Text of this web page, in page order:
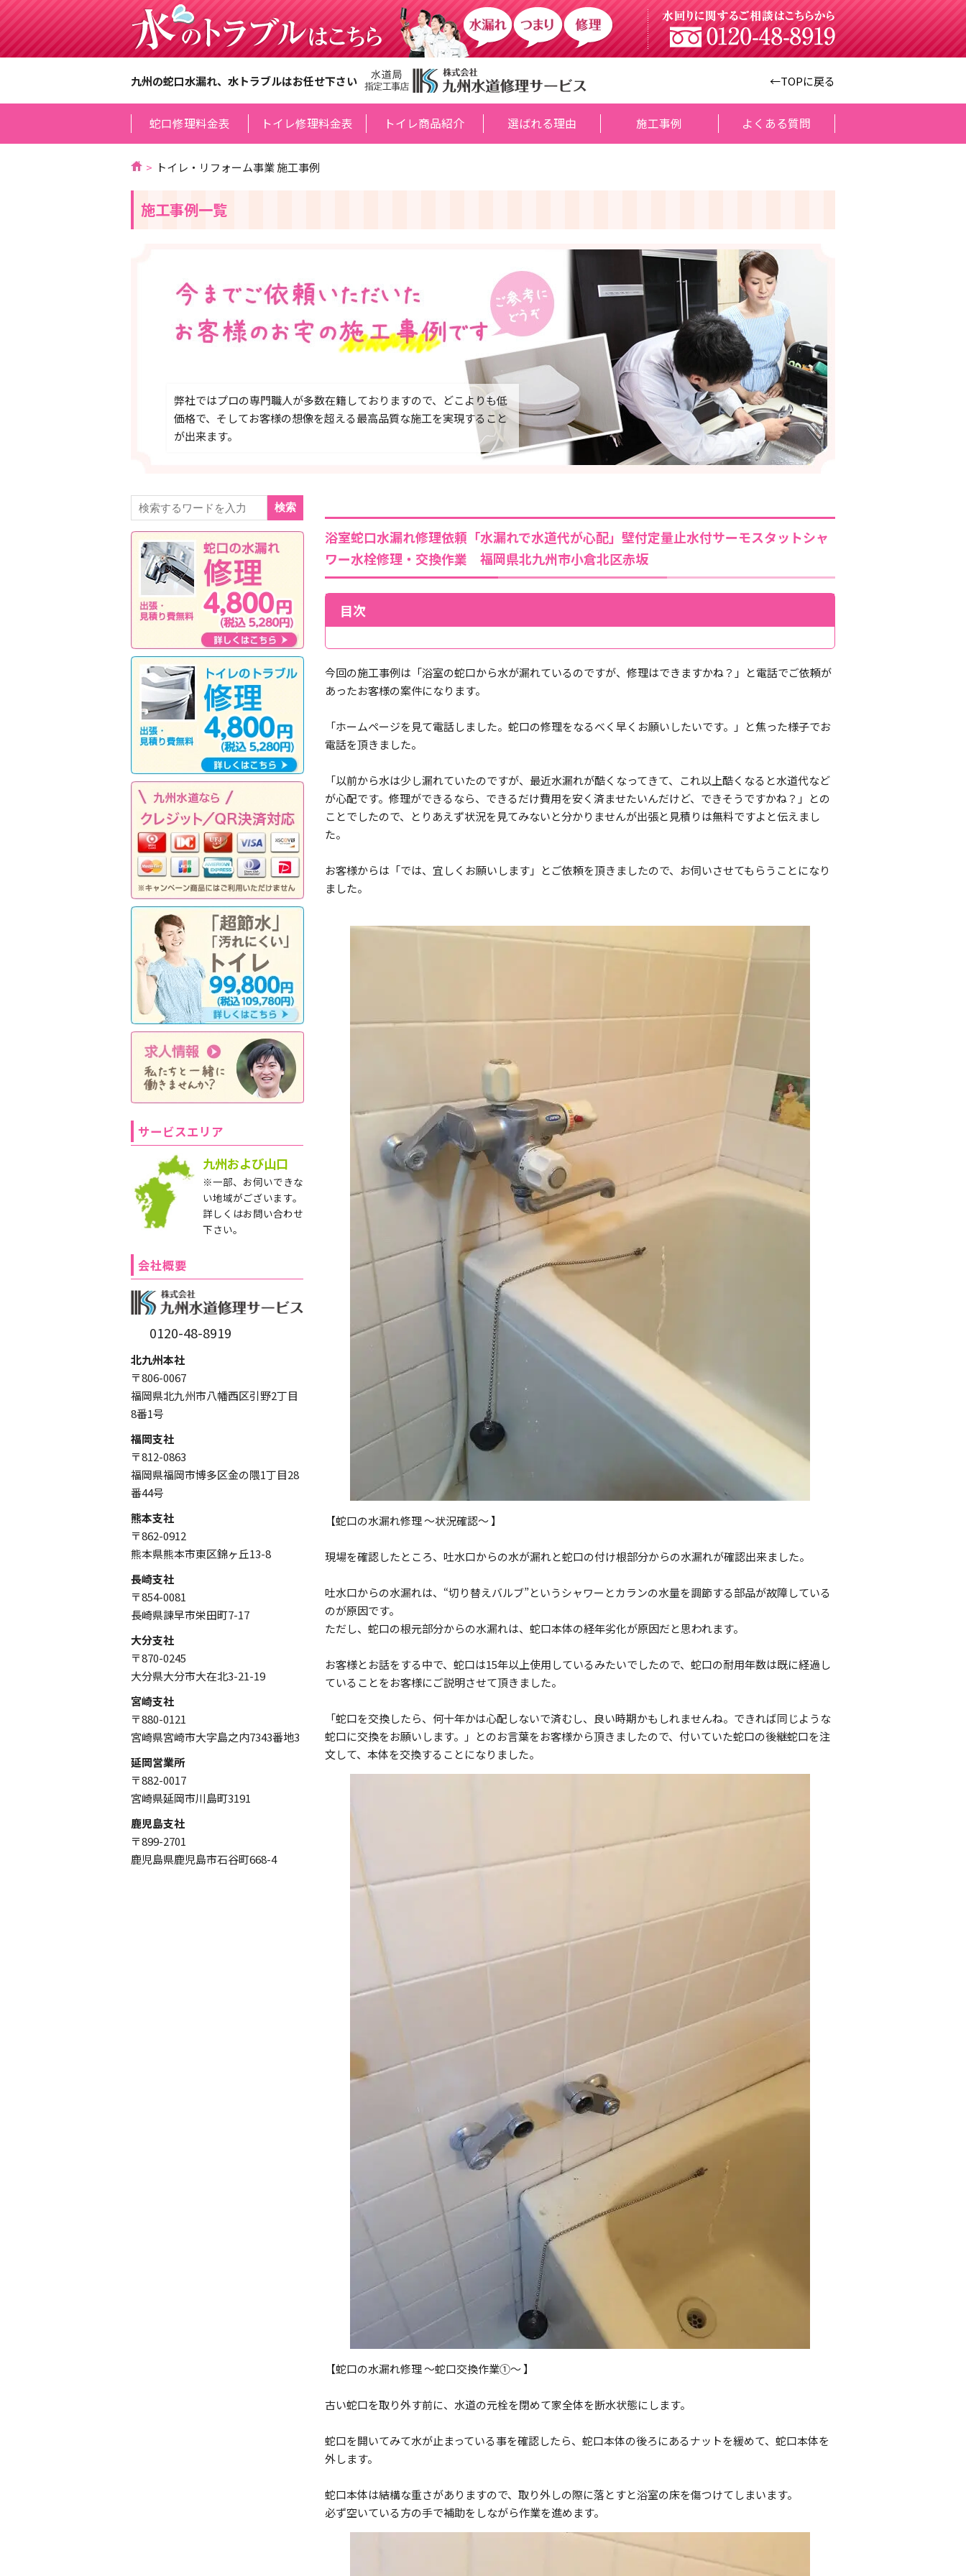
九州の蛇口水漏れ、水トラブルはお任せ下さい ←TOPに戻る
蛇口修理料金表 トイレ修理料金表 トイレ商品紹介 選ばれる理由 施工事例 よくある質問
トイレ・リフォーム事業 施工事例
施工事例一覧
弊社ではプロの専門職人が多数在籍しておりますので、どこよりも低
価格で、そしてお客様の想像を超える最高品質な施工を実現すること
が出来ます。
浴室蛇口水漏れ修理依頼「水漏れで水道代が心配」壁付定量止水付サーモスタットシャ
ワー水栓修理・交換作業 福岡県北九州市小倉北区赤坂
目次
今回の施工事例は「浴室の蛇口から水が漏れているのですが、修理はできますかね？」と電話でご依頼が
あったお客様の案件になります。
「ホームページを見て電話しました。蛇口の修理をなるべく早くお願いしたいです。」と焦った様子でお
電話を頂きました。
「以前から水は少し漏れていたのですが、最近水漏れが酷くなってきて、これ以上酷くなると水道代など
が心配です。修理ができるなら、できるだけ費用を安く済ませたいんだけど、できそうですかね？」との
ことでしたので、とりあえず状況を見てみないと分かりませんが出張と見積りは無料ですよと伝えまし
た。
お客様からは「では、宜しくお願いします」とご依頼を頂きましたので、お伺いさせてもらうことになり
ました。
【蛇口の水漏れ修理 ～状況確認～ 】
現場を確認したところ、吐水口からの水が漏れと蛇口の付け根部分からの水漏れが確認出来ました。
吐水口からの水漏れは、“切り替えバルブ”というシャワーとカランの水量を調節する部品が故障している
のが原因です。
ただし、蛇口の根元部分からの水漏れは、蛇口本体の経年劣化が原因だと思われます。
お客様とお話をする中で、蛇口は15年以上使用しているみたいでしたので、蛇口の耐用年数は既に経過し
ていることをお客様にご説明させて頂きました。
「蛇口を交換したら、何十年かは心配しないで済むし、良い時期かもしれませんね。できれば同じような
蛇口に交換をお願いします。」とのお言葉をお客様から頂きましたので、付いていた蛇口の後継蛇口を注
文して、本体を交換することになりました。
【蛇口の水漏れ修理 ～蛇口交換作業①～ 】
古い蛇口を取り外す前に、水道の元栓を閉めて家全体を断水状態にします。
蛇口を開いてみて水が止まっている事を確認したら、蛇口本体の後ろにあるナットを緩めて、蛇口本体を
外します。
蛇口本体は結構な重さがありますので、取り外しの際に落とすと浴室の床を傷つけてしまいます。
必ず空いている方の手で補助をしながら作業を進めます。
検索
サービスエリア
九州および山口
※一部、お伺いできな
い地域がございます。
詳しくはお問い合わせ
下さい。
会社概要
0120-48-8919
北九州本社
〒806-0067
福岡県北九州市八幡西区引野2丁目
8番1号
福岡支社
〒812-0863
福岡県福岡市博多区金の隈1丁目28
番44号
熊本支社
〒862-0912
熊本県熊本市東区錦ヶ丘13-8
長崎支社
〒854-0081
長崎県諫早市栄田町7-17
大分支社
〒870-0245
大分県大分市大在北3-21-19
宮崎支社
〒880-0121
宮崎県宮崎市大字島之内7343番地3
延岡営業所
〒882-0017
宮崎県延岡市川島町3191
鹿児島支社
〒899-2701
鹿児島県鹿児島市石谷町668-4